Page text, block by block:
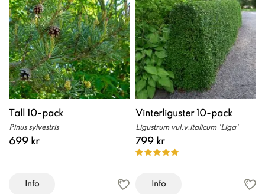
Tall 10-pack
Pinus sylvestris
699 kr
Info
Vinterliguster 10-pack
Ligustrum vul.v.italicum 'Liga'
799 kr
Info